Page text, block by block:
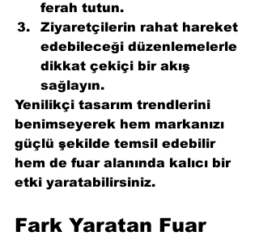
ferah tutun.
Ziyaretçilerin rahat hareket
edebileceği düzenlemelerle
dikkat çekiçi bir akış
sağlayın.
Yenilikçi tasarım trendlerini
benimseyerek hem markanızı
güçlü şekilde temsil edebilir
hem de fuar alanında kalıcı bir
etki yaratabilirsiniz.
Fark Yaratan Fuar